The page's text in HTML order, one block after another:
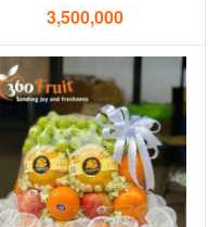
3,500,000